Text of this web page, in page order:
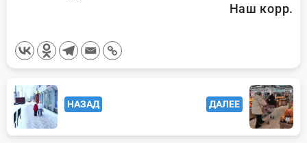
Наш корр.
<span
class="nav-
subtitle
НАЗАД ДАЛЕЕ